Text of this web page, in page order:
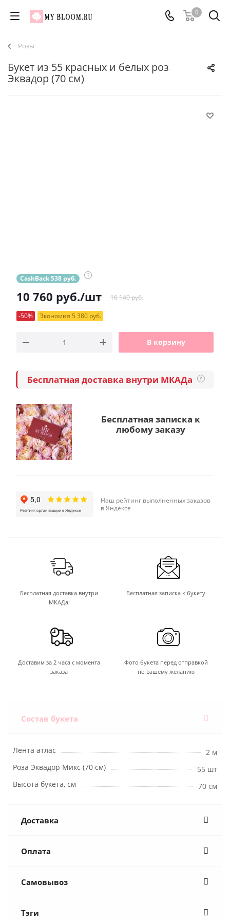
0
Розы
Букет из 55 красных и белых роз
Эквадор (70 см)
CashBack 538 руб. ?
10 760 руб./шт 16 140 руб.
-50% Экономия 5 380 руб.
В корзину
Бесплатная доставка внутри МКАДа ?
Бесплатная записка к
любому заказу
Наш рейтинг выполненных заказов
в Яндексе
Бесплатная доставка внутри
МКАДа!
Бесплатная записка к букету
Доставим за 2 часа с момента
заказа
Фото букета перед отправкой
по вашему желанию
Состав букета
Лента атлас
2 м
Роза Эквадор Микс (70 см)
55 шт
Высота букета, см
70 см
Доставка
Оплата
Самовывоз
Тэги